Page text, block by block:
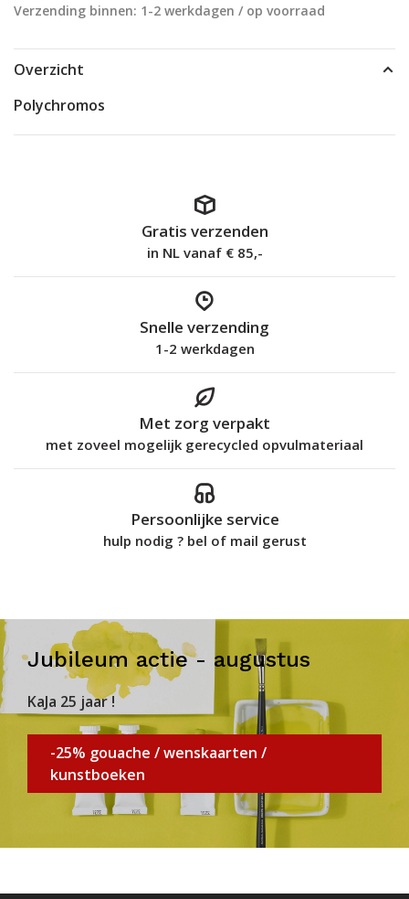
Verzending binnen: 1-2 werkdagen / op voorraad
Overzicht
Polychromos
Gratis verzenden
in NL vanaf € 85,-
Snelle verzending
1-2 werkdagen
Met zorg verpakt
met zoveel mogelijk gerecycled opvulmateriaal
Persoonlijke service
hulp nodig ? bel of mail gerust
Jubileum actie - augustus
KaJa 25 jaar !
-25% gouache / wenskaarten /
kunstboeken